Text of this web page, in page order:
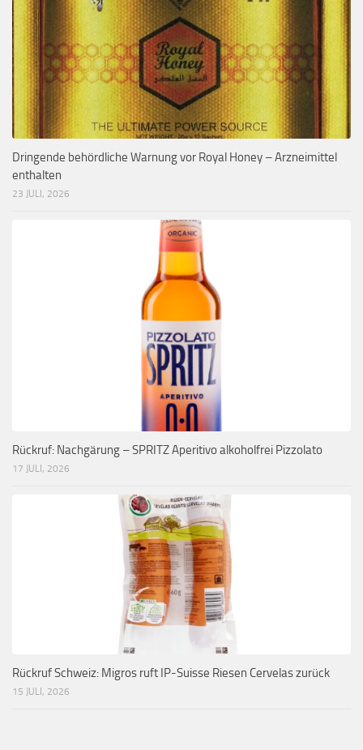
Dringende behördliche Warnung vor Royal Honey – Arzneimittel
enthalten
23 JULI, 2026
Rückruf: Nachgärung – SPRITZ Aperitivo alkoholfrei Pizzolato
17 JULI, 2026
Rückruf Schweiz: Migros ruft IP-Suisse Riesen Cervelas zurück
15 JULI, 2026